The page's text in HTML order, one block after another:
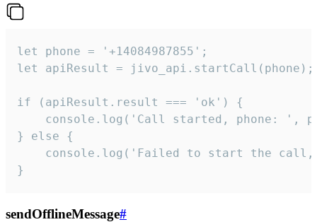
let phone = '+14084987855';
let apiResult = jivo_api.startCall(phone);
if (apiResult.result === 'ok') {
console.log('Call started, phone: ',
} else {
console.log('Failed to start the
}
sendOfflineMessage#